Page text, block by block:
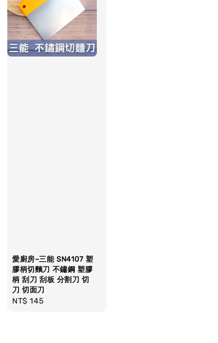
愛廚房~三能 SN4107 塑
膠柄切麵刀 不鏽鋼 塑膠
柄 刮刀 刮板 分割刀 切
刀 切面刀
Regular
NT$ 145